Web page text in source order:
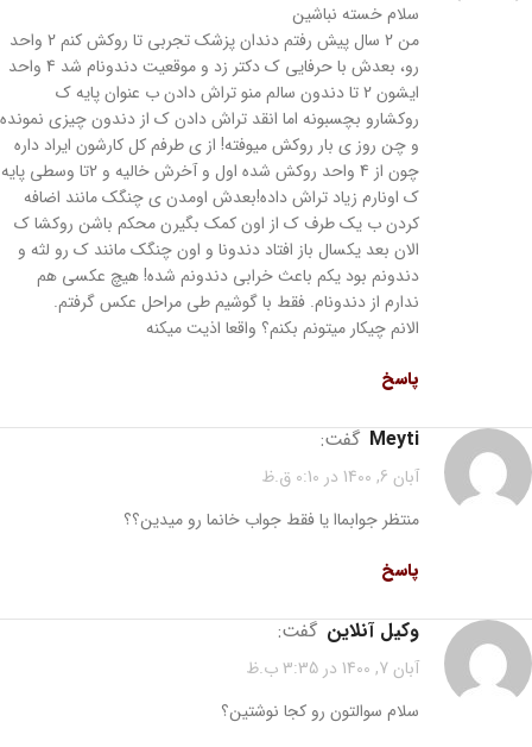
سلام خسته نباشین
من 2 سال پیش رفتم دندان پزشک تجربی تا روکش کنم 2 واحد
رو، بعدش با حرفایی ک دکتر زد و موقعیت دندونام شد 4 واحد
ایشون 2 تا دندون سالم منو تراش دادن ب عنوان پایه ک
روکشارو بچسبونه اما انقد تراش دادن ک از دندون چیزی نمونده
و چن روز ی بار روکش میوفته! از ی طرفم کل کارشون ایراد داره
چون از 4 واحد روکش شده اول و آخرش خالیه و 2تا وسطی پایه
ک اونارم زیاد تراش داده!بعدش اومدن ی چنگک مانند اضافه
کردن ب یک طرف ک از اون کمک بگیرن محکم باشن روکشا ک
الان بعد یکسال باز افتاد دندونا و اون چنگک مانند ک رو لثه و
دندونم بود یکم باعث خرابی دندونم شده! هیچ عکسی هم
ندارم از دندونام. فقط با گوشیم طی مراحل عکس گرفتم.
الانم چیکار میتونم بکنم؟ واقعا اذیت میکنه
پاسخ
meyti گفت:
آبان 6, 1400 در 0:10 ق.ظ
منتظر جوابماا یا فقط جواب خانما رو میدین؟؟
پاسخ
وکیل آنلاین گفت:
آبان 7, 1400 در 3:35 ب.ظ
سلام سوالتون رو کجا نوشتین؟